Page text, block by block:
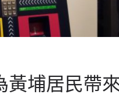
黃埔居民帶